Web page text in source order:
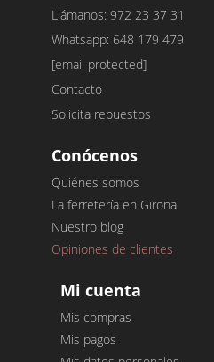
Llámanos: 972 23 37 31
Whatsapp: 648 179 479
[email protected]
Contacto
Solicita repuestos
Conócenos
Quiénes somos
La ferretería en Girona
Nuestro blog
Opiniones de clientes
Mi cuenta
Mis compras
Mis pagos